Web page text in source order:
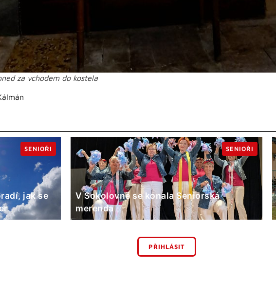
za vchodem do kostela
jak se
SENIOŘI
V Sokolovně se konala Seniorská
merenda
SENIOŘI
PŘIHLÁSIT